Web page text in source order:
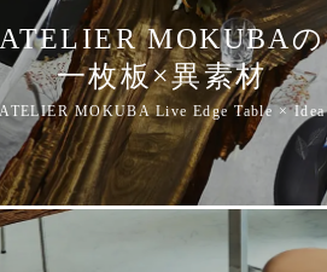
ATELIER MOKUBAの
一枚板×異素材